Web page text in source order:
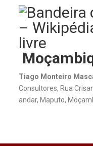
Tiago Monteiro
Consultores, Rua
andar, Maputo,